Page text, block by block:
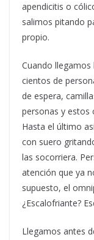
apendicitis o
salimos pitando
propio.
Cuando
cientos de
de espera,
personas y estos
Hasta el último
con suero
las socorriera.
atención que ya
supuesto, el
¿Escalofriante?
Llegamos antes